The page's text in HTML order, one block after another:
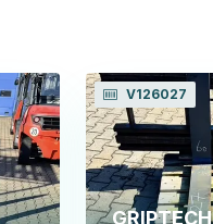
V126027
GRIPTECH